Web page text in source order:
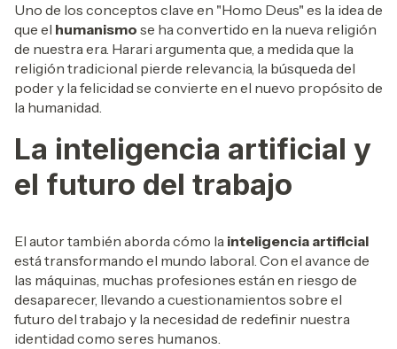
Uno de los conceptos clave en "Homo Deus" es la idea de
que el humanismo se ha convertido en la nueva religión
de nuestra era. Harari argumenta que, a medida que la
religión tradicional pierde relevancia, la búsqueda del
poder y la felicidad se convierte en el nuevo propósito de
la humanidad.
La inteligencia artificial y
el futuro del trabajo
El autor también aborda cómo la inteligencia artificial
está transformando el mundo laboral. Con el avance de
las máquinas, muchas profesiones están en riesgo de
desaparecer, llevando a cuestionamientos sobre el
futuro del trabajo y la necesidad de redefinir nuestra
identidad como seres humanos.